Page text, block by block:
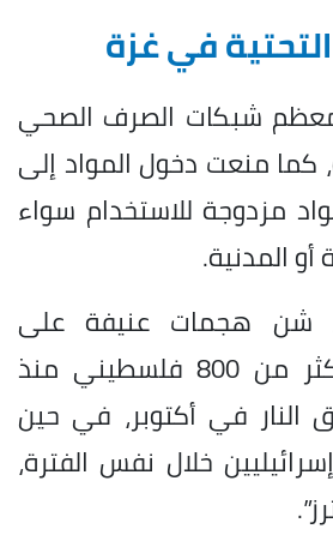
في غزة
شبكات الصرف الصحي
كما منعت دخول المواد إلى
مزدوجة للاستخدام سواء
المدنية.
شن هجمات عنيفة على
القطاع، وقتلت أكثر من 800 فلسطيني منذ
النار في أكتوبر، في حين
خلال نفس الفترة،